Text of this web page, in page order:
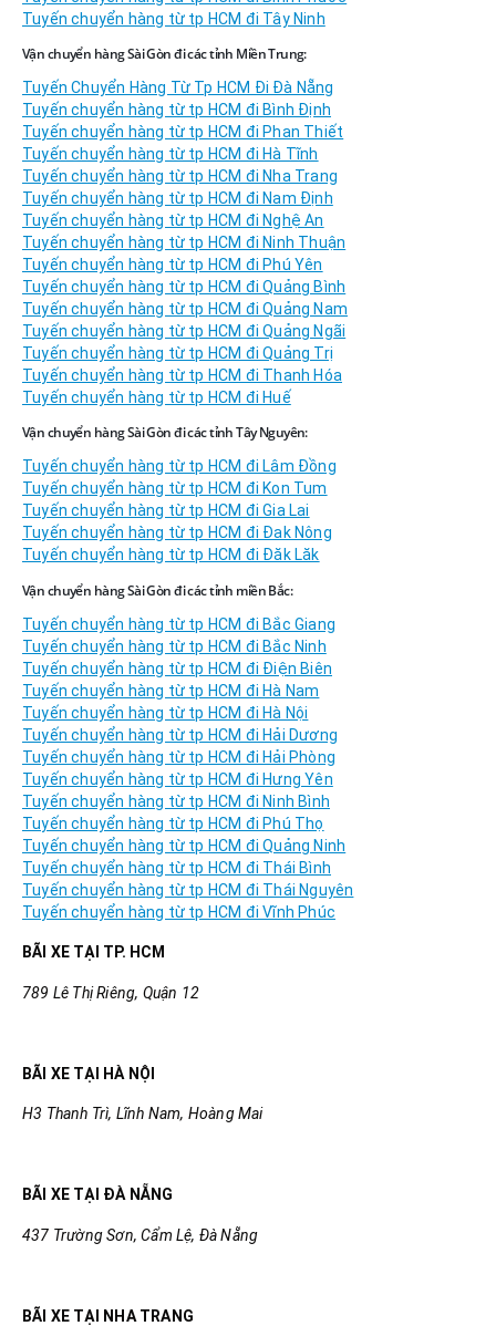
Tuyến chuyển hàng từ tp HCM đi Tây Ninh
Vận chuyển hàng Sài Gòn đi các tỉnh Miền Trung:
Tuyến Chuyển Hàng Từ Tp HCM Đi Đà Nẵng
Tuyến chuyển hàng từ tp HCM đi Bình Định
Tuyến chuyển hàng từ tp HCM đi Phan Thiết
Tuyến chuyển hàng từ tp HCM đi Hà Tĩnh
Tuyến chuyển hàng từ tp HCM đi Nha Trang
Tuyến chuyển hàng từ tp HCM đi Nam Định
Tuyến chuyển hàng từ tp HCM đi Nghệ An
Tuyến chuyển hàng từ tp HCM đi Ninh Thuận
Tuyến chuyển hàng từ tp HCM đi Phú Yên
Tuyến chuyển hàng từ tp HCM đi Quảng Bình
Tuyến chuyển hàng từ tp HCM đi Quảng Nam
Tuyến chuyển hàng từ tp HCM đi Quảng Ngãi
Tuyến chuyển hàng từ tp HCM đi Quảng Trị
Tuyến chuyển hàng từ tp HCM đi Thanh Hóa
Tuyến chuyển hàng từ tp HCM đi Huế
Vận chuyển hàng Sài Gòn đi các tỉnh Tây Nguyên:
Tuyến chuyển hàng từ tp HCM đi Lâm Đồng
Tuyến chuyển hàng từ tp HCM đi Kon Tum
Tuyến chuyển hàng từ tp HCM đi Gia Lai
Tuyến chuyển hàng từ tp HCM đi Đak Nông
Tuyến chuyển hàng từ tp HCM đi Đăk Lăk
Vận chuyển hàng Sài Gòn đi các tỉnh miền Bắc:
Tuyến chuyển hàng từ tp HCM đi Bắc Giang
Tuyến chuyển hàng từ tp HCM đi Bắc Ninh
Tuyến chuyển hàng từ tp HCM đi Điện Biên
Tuyến chuyển hàng từ tp HCM đi Hà Nam
Tuyến chuyển hàng từ tp HCM đi Hà Nội
Tuyến chuyển hàng từ tp HCM đi Hải Dương
Tuyến chuyển hàng từ tp HCM đi Hải Phòng
Tuyến chuyển hàng từ tp HCM đi Hưng Yên
Tuyến chuyển hàng từ tp HCM đi Ninh Bình
Tuyến chuyển hàng từ tp HCM đi Phú Thọ
Tuyến chuyển hàng từ tp HCM đi Quảng Ninh
Tuyến chuyển hàng từ tp HCM đi Thái Bình
Tuyến chuyển hàng từ tp HCM đi Thái Nguyên
Tuyến chuyển hàng từ tp HCM đi Vĩnh Phúc
BÃI XE TẠI TP. HCM
789 Lê Thị Riêng, Quận 12
BÃI XE TẠI HÀ NỘI
H3 Thanh Trì, Lĩnh Nam, Hoàng Mai
BÃI XE TẠI ĐÀ NẴNG
437 Trường Sơn, Cẩm Lệ, Đà Nẵng
BÃI XE TẠI NHA TRANG